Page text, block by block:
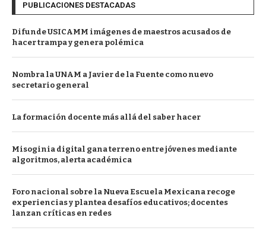
PUBLICACIONES DESTACADAS
Difunde USICAMM imágenes de maestros acusados de
hacer trampa y genera polémica
Nombra la UNAM a Javier de la Fuente como nuevo
secretario general
La formación docente más allá del saber hacer
Misoginia digital gana terreno entre jóvenes mediante
algoritmos, alerta académica
Foro nacional sobre la Nueva Escuela Mexicana recoge
experiencias y plantea desafíos educativos; docentes
lanzan críticas en redes